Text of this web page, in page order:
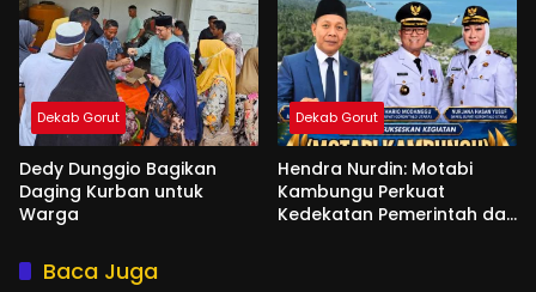
Dekab Gorut
Dedy Dunggio Bagikan
Daging Kurban untuk
Warga
Dekab Gorut
Hendra Nurdin: Motabi
Kambungu Perkuat
Kedekatan Pemerintah dan
Baca Juga